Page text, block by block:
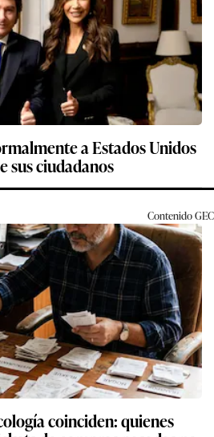
a Estados Unidos
sus ciudadanos
ContenidoGEC
coinciden: quienes